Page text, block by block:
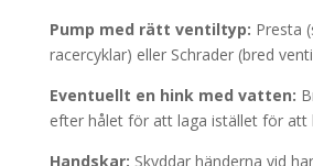
Pump med rätt ventiltyp: Presta
racercyklar) eller Schrader (bred
Eventuellt en hink med vatten:
efter hålet för att laga istället för att
Handskar: Skyddar händerna vid